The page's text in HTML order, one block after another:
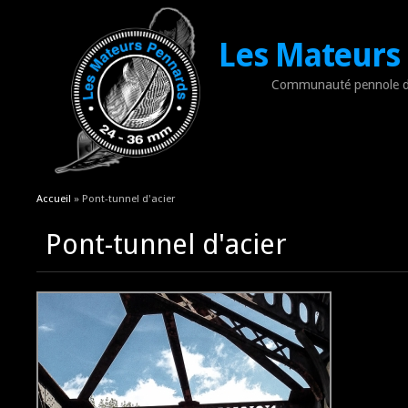
Les
Communauté pennole
Vous êtes ici
Accueil » Pont-tunnel d'acier
Pont-tunnel d'acier